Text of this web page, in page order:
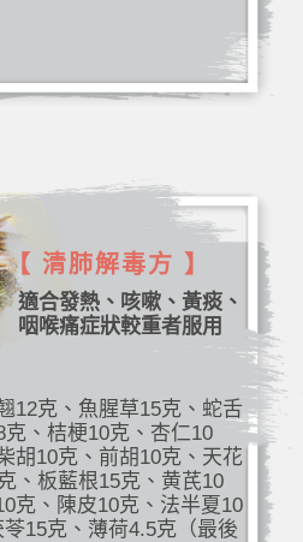
【 清肺解毒方 】
適合發熱、咳嗽、黃痰、
咽喉痛症狀較重者服用
12克、魚腥草15克、蛇舌
、桔梗10克、杏仁10
胡10克、前胡10克、天花
、板藍根15克、黄芪10
克、陳皮10克、法半夏10
15克、薄荷4.5克（最後